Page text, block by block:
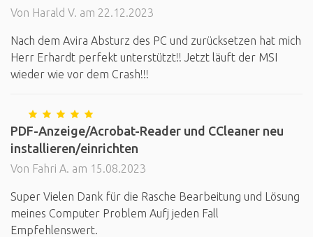
Von Harald V. am 22.12.2023
Nach dem Avira Absturz des PC und zurücksetzen hat mich
Herr Erhardt perfekt unterstützt!! Jetzt läuft der MSI
wieder wie vor dem Crash!!!
PDF-Anzeige/Acrobat-Reader und CCleaner neu
installieren/einrichten
Von Fahri A. am 15.08.2023
Super Vielen Dank für die Rasche Bearbeitung und Lösung
meines Computer Problem Aufj jeden Fall
Empfehlenswert.